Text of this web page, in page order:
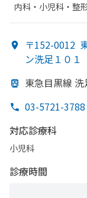
内科・​小児科・​整
〒152-0012
ン洗足１０１
東急目黒線
03-5721-3788
対応診療科
小児科
診療時間